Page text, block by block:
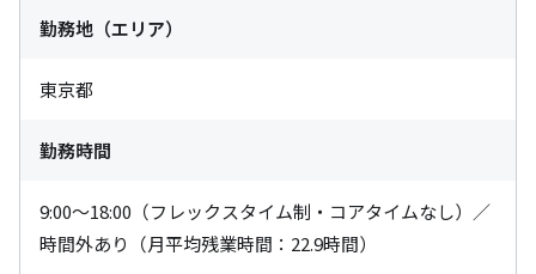
勤務地（エリア）
東京都
勤務時間
9:00～18:00（フレックスタイム制・コアタイムなし）／
時間外あり（月平均残業時間：22.9時間）